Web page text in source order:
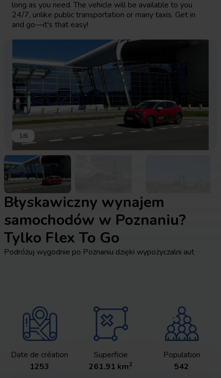
long as you need. The vehicle will be available to you
24/7, unlike public transportation or many taxis. Get in
and go—it's that easy!
1/6
Błyskawiczny wynajem
samochodów w Poznaniu?
Tylko Flex To Go
Podróżuj wygodnie po Poznaniu dzięki wypożyczalni aut
Date de création
1253
Superficie
261.91 km2
Population
542